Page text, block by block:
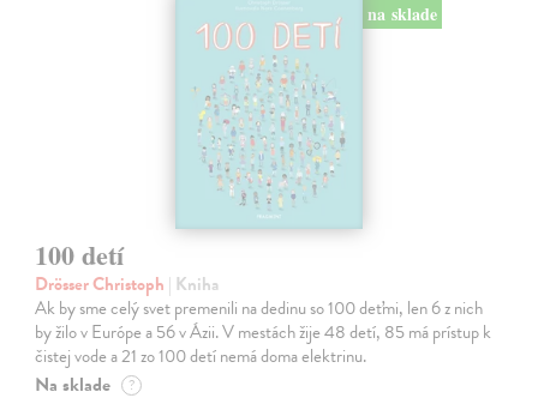
na sklade
100 detí
Drösser Christoph | Kniha
Ak by sme celý svet premenili na dedinu so 100 deťmi, len 6 z nich
by žilo v Európe a 56 v Ázii. V mestách žije 48 detí, 85 má prístup k
čistej vode a 21 zo 100 detí nemá doma elektrinu.
Na sklade ?